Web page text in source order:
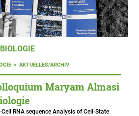
AKTUELLES/ARCHIV
Maryam Almasi
RNA sequence Analysis of Cell-State